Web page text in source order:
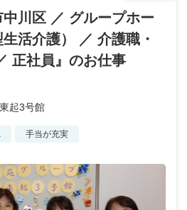
中川区 ／ グループホー
活介護） ／ 介護職・
正社員』のお仕事
起3号館
手当が充実